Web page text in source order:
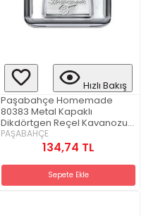
Hızlı Bakış
Paşabahçe Homemade
80383 Metal Kapaklı
Dikdörtgen Reçel Kavanozu
300 cc
PAŞABAHÇE
134,74 TL
Sepete Ekle